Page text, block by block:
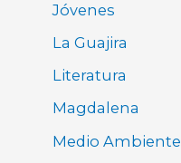
Jóvenes
La Guajira
Literatura
Magdalena
Medio Ambiente